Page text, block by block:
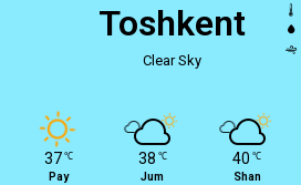
Toshkent
Clear Sky
37 ℃
Pay
38 ℃
Jum
40 ℃
Shan